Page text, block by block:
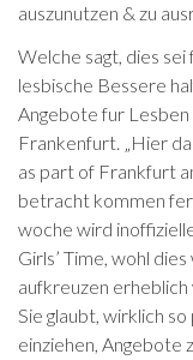
auszunutzen & zu
Welche sagt, dies
lesbische Bessere
Angebote fur
Frankenfurt. „Hier
as part of Frankfurt
betracht kommen
woche wird
Girls’ Time, wohl
aufkreuzen erheblich
Sie glaubt, wirklich
einziehen, Angebote